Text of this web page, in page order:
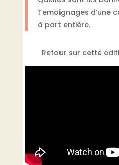
Temoignages d’une
à part entière.
Retour sur cette